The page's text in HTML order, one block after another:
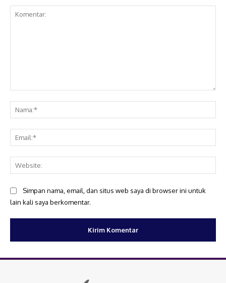
Simpan nama, email, dan situs web saya di browser ini untuk
lain kali saya berkomentar.